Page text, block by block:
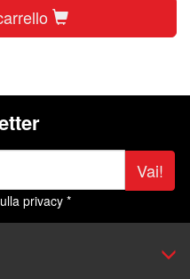
Vai!
privacy *